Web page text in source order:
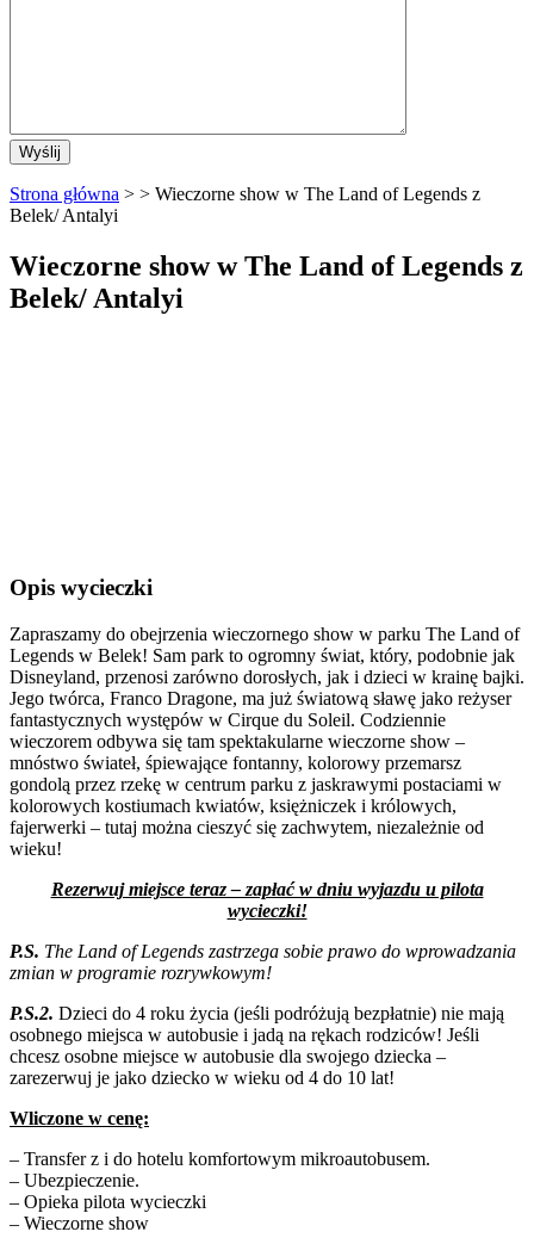
Strona główna > > Wieczorne show w The Land of Legends z
Belek/ Antalyi
Wieczorne show w The Land of Legends z
Belek/ Antalyi
Opis wycieczki
Zapraszamy do obejrzenia wieczornego show w parku The Land of
Legends w Belek! Sam park to ogromny świat, który, podobnie jak
Disneyland, przenosi zarówno dorosłych, jak i dzieci w krainę bajki.
Jego twórca, Franco Dragone, ma już światową sławę jako reżyser
fantastycznych występów w Cirque du Soleil. Codziennie
wieczorem odbywa się tam spektakularne wieczorne show –
mnóstwo świateł, śpiewające fontanny, kolorowy przemarsz
gondolą przez rzekę w centrum parku z jaskrawymi postaciami w
kolorowych kostiumach kwiatów, księżniczek i królowych,
fajerwerki – tutaj można cieszyć się zachwytem, niezależnie od
wieku!
Rezerwuj miejsce teraz – zapłać w dniu wyjazdu u pilota
wycieczki!
P.S. The Land of Legends zastrzega sobie prawo do wprowadzania
zmian w programie rozrywkowym!
P.S.2. Dzieci do 4 roku życia (jeśli podróżują bezpłatnie) nie mają
osobnego miejsca w autobusie i jadą na rękach rodziców! Jeśli
chcesz osobne miejsce w autobusie dla swojego dziecka –
zarezerwuj je jako dziecko w wieku od 4 do 10 lat!
Wliczone w cenę:
– Transfer z i do hotelu komfortowym mikroautobusem.
– Ubezpieczenie.
– Opieka pilota wycieczki
– Wieczorne show